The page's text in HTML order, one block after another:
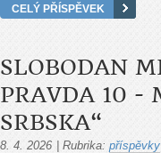
CELÝ PŘÍSPĚVEK
SLOBODAN
PRAVDA 10 -
SRBSKA“
8. 4. 2026 Rubrika: příspěvky